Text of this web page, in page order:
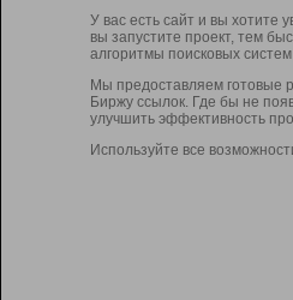
У вас есть сайт и вы хотите
вы запустите проект, тем
алгоритмы поисковых
Мы предоставляем готовые
Биржу ссылок. Где бы не
улучшить эффективность
Используйте все